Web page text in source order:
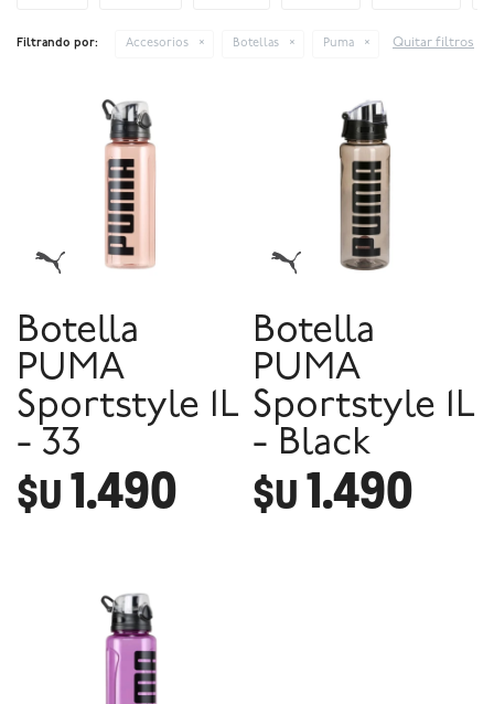
Filtrando por: Accesorios Botellas Puma Quitar filtros
Botella
PUMA
Sportstyle 1L
- 33
$U1.490
Botella
PUMA
Sportstyle 1L
- Black
$U1.490